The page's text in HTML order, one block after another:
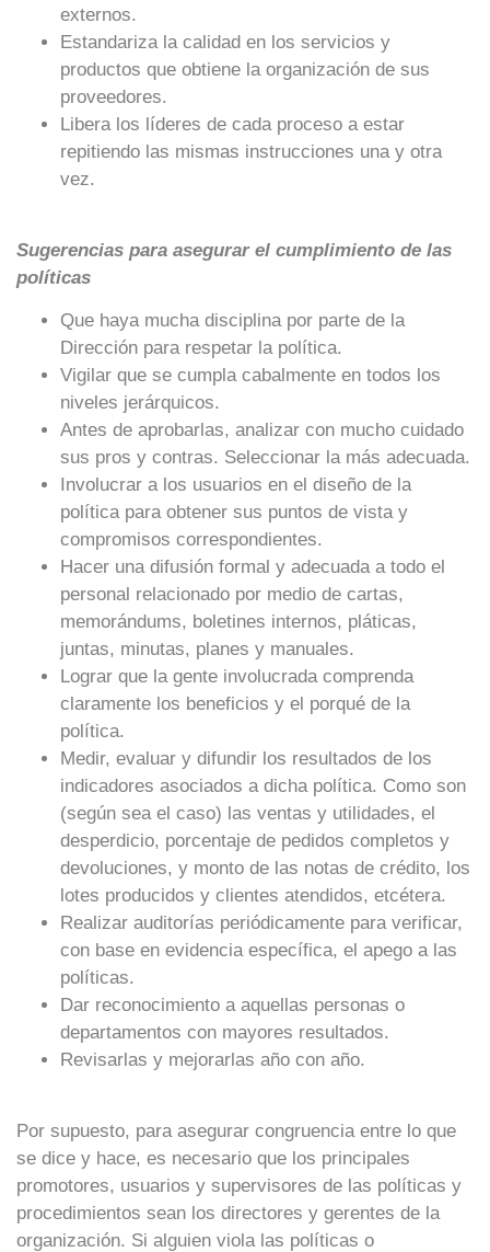
externos.
Estandariza la calidad en los servicios y
productos que obtiene la organización de sus
proveedores.
Libera los líderes de cada proceso a estar
repitiendo las mismas instrucciones una y otra
vez.
Sugerencias para asegurar el cumplimiento de las
políticas
Que haya mucha disciplina por parte de la
Dirección para respetar la política.
Vigilar que se cumpla cabalmente en todos los
niveles jerárquicos.
Antes de aprobarlas, analizar con mucho cuidado
sus pros y contras. Seleccionar la más adecuada.
Involucrar a los usuarios en el diseño de la
política para obtener sus puntos de vista y
compromisos correspondientes.
Hacer una difusión formal y adecuada a todo el
personal relacionado por medio de cartas,
memorándums, boletines internos, pláticas,
juntas, minutas, planes y manuales.
Lograr que la gente involucrada comprenda
claramente los beneficios y el porqué de la
política.
Medir, evaluar y difundir los resultados de los
indicadores asociados a dicha política. Como son
(según sea el caso) las ventas y utilidades, el
desperdicio, porcentaje de pedidos completos y
devoluciones, y monto de las notas de crédito, los
lotes producidos y clientes atendidos, etcétera.
Realizar auditorías periódicamente para verificar,
con base en evidencia específica, el apego a las
políticas.
Dar reconocimiento a aquellas personas o
departamentos con mayores resultados.
Revisarlas y mejorarlas año con año.
Por supuesto, para asegurar congruencia entre lo que
se dice y hace, es necesario que los principales
promotores, usuarios y supervisores de las políticas y
procedimientos sean los directores y gerentes de la
organización. Si alguien viola las políticas o